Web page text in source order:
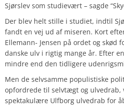
Sjørslev som studievært – sagde
Der blev helt stille i studiet, indtil
fandt en vej ud af miseren. Kort
Ellemann- Jensen på ordet og
danske ulv i rigtig mange år. Efter
mindre end den tidligere
Men de selvsamme populistiske
opfordrede til selvtægt og ulvedrab,
spektakulære Ulfborg ulvedrab for